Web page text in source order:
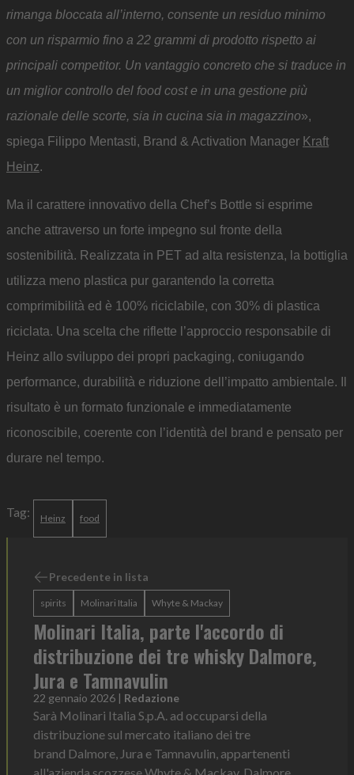
rimanga bloccata all’interno, consente un residuo minimo
con un risparmio fino a 22 grammi di prodotto rispetto ai
principali competitor. Un vantaggio concreto che si traduce in
un miglior controllo del food cost e in una gestione più
razionale delle scorte, sia in cucina sia in magazzino»,
spiega Filippo Mentasti, Brand & Activation Manager Kraft
Heinz.
Ma il carattere innovativo della Chef’s Bottle si esprime
anche attraverso un forte impegno sul fronte della
sostenibilità. Realizzata in PET ad alta resistenza, la bottiglia
utilizza meno plastica pur garantendo la corretta
comprimibilità ed è 100% riciclabile, con 30% di plastica
riciclata. Una scelta che riflette l’approccio responsabile di
Heinz allo sviluppo dei propri packaging, coniugando
performance, durabilità e riduzione dell’impatto ambientale. Il
risultato è un formato funzionale e immediatamente
riconoscibile, coerente con l’identità del brand e pensato per
durare nel tempo.
Tag: Heinz food
Precedente in lista
spirits Molinari Italia Whyte & Mackay
Molinari Italia, parte l'accordo di
distribuzione dei tre whisky Dalmore,
Jura e Tamnavulin
22 gennaio 2026 | Redazione
Sarà Molinari Italia S.p.A. ad occuparsi della
distribuzione sul mercato italiano dei tre
brand Dalmore, Jura e Tamnavulin, appartenenti